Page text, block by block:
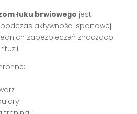
łuku brwiowego jest
aktywności sportowej.
zabezpieczeń znacząco